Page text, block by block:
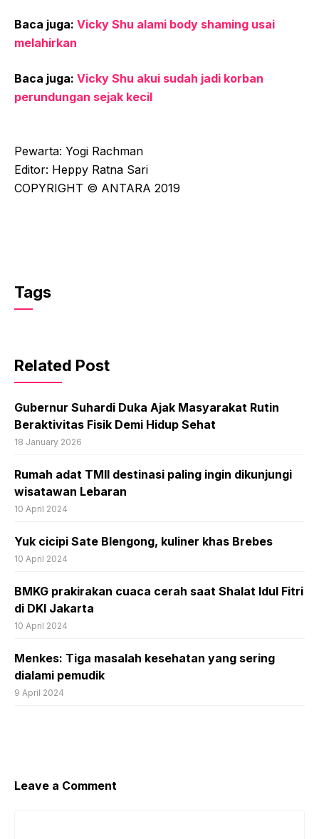
Baca juga: Vicky Shu alami body shaming usai
melahirkan
Baca juga: Vicky Shu akui sudah jadi korban
perundungan sejak kecil
Pewarta: Yogi Rachman
Editor: Heppy Ratna Sari
COPYRIGHT © ANTARA 2019
Tags
Related Post
Gubernur Suhardi Duka Ajak Masyarakat Rutin
Beraktivitas Fisik Demi Hidup Sehat
18 January 2026
Rumah adat TMII destinasi paling ingin dikunjungi
wisatawan Lebaran
10 April 2024
Yuk cicipi Sate Blengong, kuliner khas Brebes
10 April 2024
BMKG prakirakan cuaca cerah saat Shalat Idul Fitri
di DKI Jakarta
10 April 2024
Menkes: Tiga masalah kesehatan yang sering
dialami pemudik
9 April 2024
Leave a Comment